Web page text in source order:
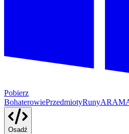
Pobierz
BohaterowiePrzedmiotyRunyARAM
Osadź